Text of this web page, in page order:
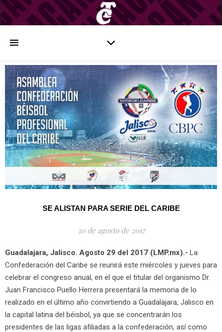
SE ALISTAN PARA SERIE DEL CARIBE
30 de agosto de 2017
Guadalajara, Jalisco. Agosto 29 del 2017 (LMP.mx).- La
Confederación del Caribe se reunirá este miércoles y jueves para
celebrar el congreso anual, en el que el titular del organismo Dr.
Juan Francisco Puello Herrera presentará la memoria de lo
realizado en el último año convirtiendo a Guadalajara, Jalisco en
la capital latina del béisbol, ya que se concentrarán los
presidentes de las ligas afiliadas a la confederación, así como